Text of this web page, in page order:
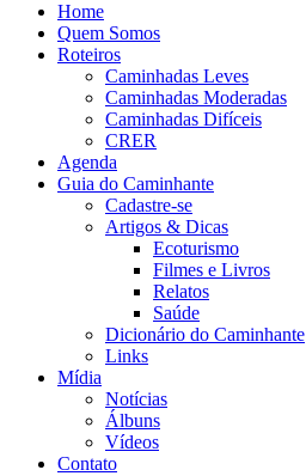
Home
Quem Somos
Roteiros
Caminhadas Leves
Caminhadas Moderadas
Caminhadas Difíceis
CRER
Agenda
Guia do Caminhante
Cadastre-se
Artigos & Dicas
Ecoturismo
Filmes e Livros
Relatos
Saúde
Dicionário do Caminhante
Links
Mídia
Notícias
Álbuns
Vídeos
Contato